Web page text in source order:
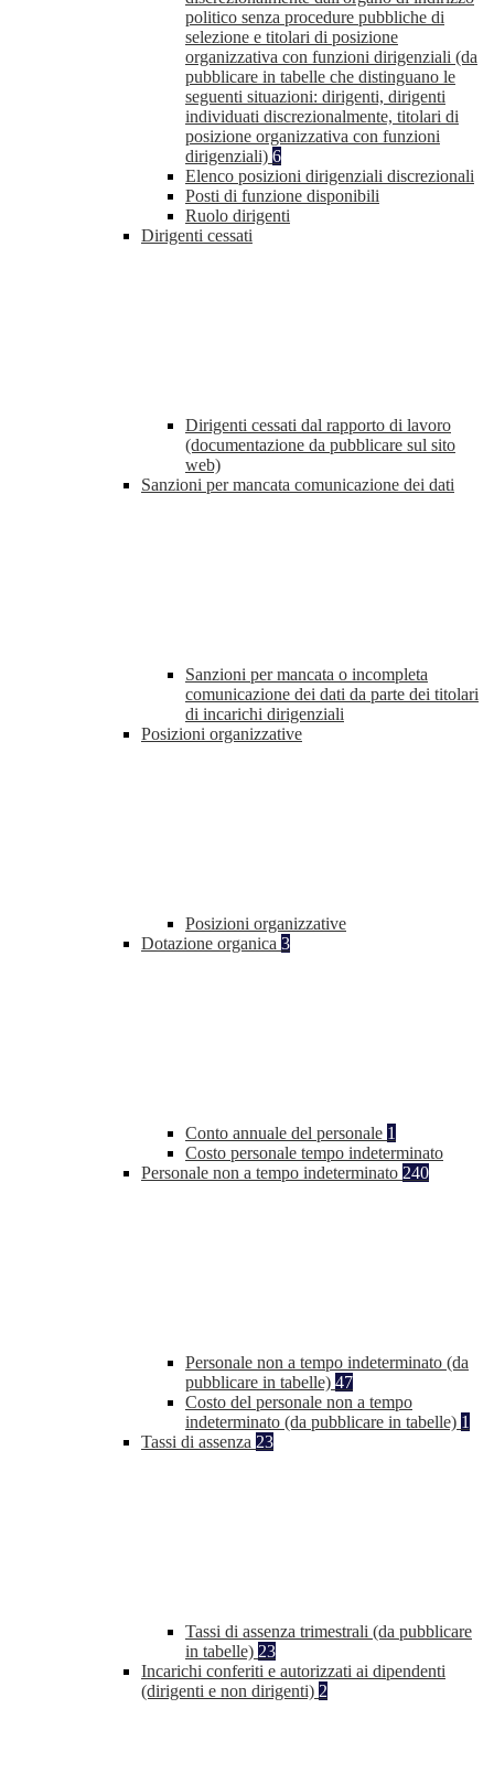
politico senza procedure pubbliche di
selezione e titolari di posizione
organizzativa con funzioni dirigenziali (da
pubblicare in tabelle che distinguano le
seguenti situazioni: dirigenti, dirigenti
individuati discrezionalmente, titolari di
posizione organizzativa con funzioni
dirigenziali) 6
Elenco posizioni dirigenziali discrezionali
Posti di funzione disponibili
Ruolo dirigenti
Dirigenti cessati
Dirigenti cessati dal rapporto di lavoro
(documentazione da pubblicare sul sito
web)
Sanzioni per mancata comunicazione dei dati
Sanzioni per mancata o incompleta
comunicazione dei dati da parte dei titolari
di incarichi dirigenziali
Posizioni organizzative
Posizioni organizzative
Dotazione organica 3
Conto annuale del personale 1
Costo personale tempo indeterminato
Personale non a tempo indeterminato 240
Personale non a tempo indeterminato (da
pubblicare in tabelle) 47
Costo del personale non a tempo
indeterminato (da pubblicare in tabelle) 1
Tassi di assenza 23
Tassi di assenza trimestrali (da pubblicare
in tabelle) 23
Incarichi conferiti e autorizzati ai dipendenti
(dirigenti e non dirigenti) 2